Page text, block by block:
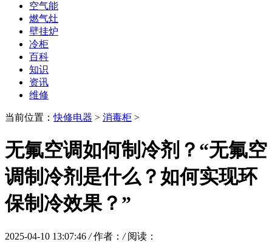
空气能
燃气灶
壁挂炉
冷柜
百科
知识
资讯
维修
当前位置：快修电器 > 消毒柜 >
无氟空调如何制冷剂？“无氟空
调制冷剂是什么？如何实现环
保制冷效果？”
2025-04-10 13:07:46 / 作者： / 阅读：